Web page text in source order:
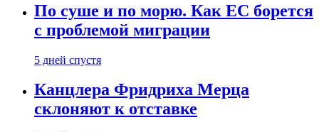
По суше и по морю. Как ЕС борется
с проблемой миграции
5 дней спустя
Канцлера Фридриха Мерца
склоняют к отставке